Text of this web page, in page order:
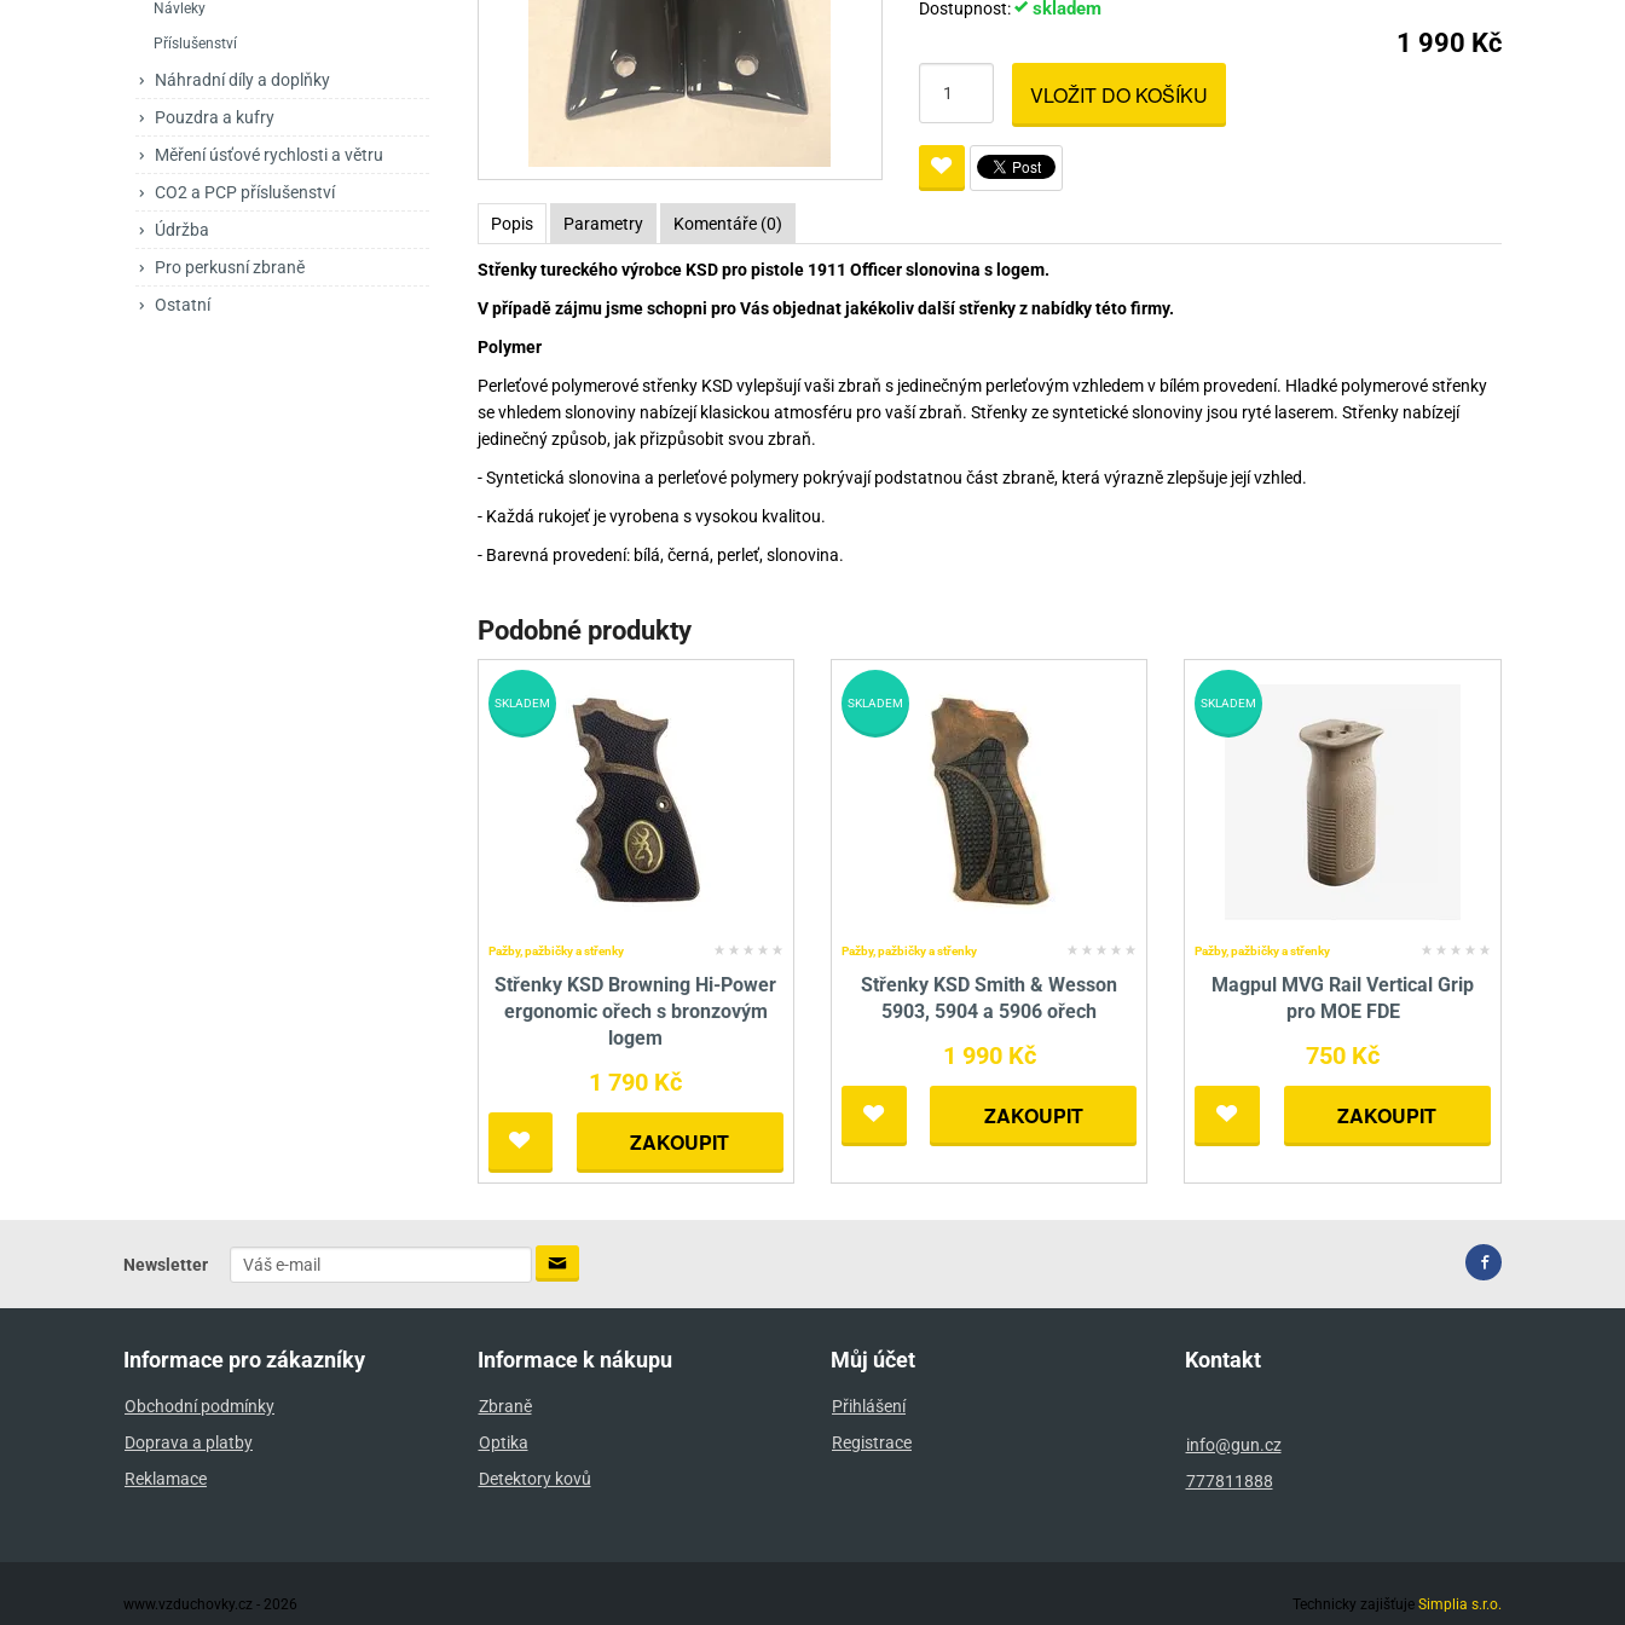
Příslušenství pro zbraně na ZP
Brokovnice samonabíjecí
Pistole samonabíjecí
Luky
Kuše
Obranné spreje
Pro lištu weaver a picatinny
Adaptéry
Pro lištu 15 - 17 mm
Náboje na ZP Pistolové a revolverové náboje
Puškové náboje
Brokové náboje
Malorážkové náboje
Ochranné prostředky
Rowan Engineering
Pro perkusní zbraně
Ostatní Svítilny
Návleky
Příslušenství
Náhradní díly a doplňky
Pouzdra a kufry
Měření úsťové rychlosti a větru
CO2 a PCP příslušenství
Údržba
Pro perkusní zbraně
Ostatní
Dostupnost:
skladem
1 990 Kč
VLOŽIT DO KOŠÍKU
Popis Parametry Komentáře (0)
Střenky tureckého výrobce KSD pro pistole 1911 Officer slonovina s logem.
V případě zájmu jsme schopni pro Vás objednat jakékoliv další střenky z nabídky této firmy.
Polymer
Perleťové polymerové střenky KSD vylepšují vaši zbraň s jedinečným perleťovým vzhledem v bílém provedení. Hladké polymerové střenky
se vhledem slonoviny nabízejí klasickou atmosféru pro vaší zbraň. Střenky ze syntetické slonoviny jsou ryté laserem. Střenky nabízejí
jedinečný způsob, jak přizpůsobit svou zbraň.
- Syntetická slonovina a perleťové polymery pokrývají podstatnou část zbraně, která výrazně zlepšuje její vzhled.
- Každá rukojeť je vyrobena s vysokou kvalitou.
- Barevná provedení: bílá, černá, perleť, slonovina.
Podobné produkty
Pažby, pažbičky a střenky
Střenky KSD Browning Hi-Power
ergonomic ořech s bronzovým
logem
1 790 Kč
ZAKOUPIT
SKLADEM
Pažby, pažbičky a střenky
Střenky KSD Smith & Wesson
5903, 5904 a 5906 ořech
1 990 Kč
ZAKOUPIT
SKLADEM
Pažby, pažbičky a střenky
Magpul MVG Rail Vertical Grip
pro MOE FDE
750 Kč
ZAKOUPIT
SKLADEM
Newsletter
Informace pro zákazníky
Obchodní podmínky
Doprava a platby
Reklamace
Informace k nákupu
Zbraně
Optika
Detektory kovů
Můj účet
Přihlášení
Registrace
Kontakt
info@gun.cz
777811888
Technicky zajišťuje Simplia s.r.o.
www.vzduchovky.cz - 2026